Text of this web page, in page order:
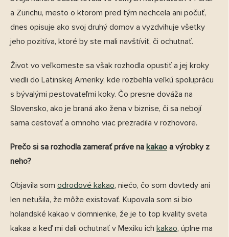
a Zürichu, mesto o ktorom pred tým nechcela ani počuť,
dnes opisuje ako svoj druhý domov a vyzdvihuje všetky
jeho pozitíva, ktoré by ste mali navštíviť, či ochutnať.
Život vo veľkomeste sa však rozhodla opustiť a jej kroky
viedli do Latinskej Ameriky, kde rozbehla veľkú spoluprácu
s bývalými pestovateľmi koky. Čo presne dováža na
Slovensko, ako je braná ako žena v biznise, či sa nebojí
sama cestovať a omnoho viac prezradila v rozhovore.
Prečo si sa rozhodla zamerať práve na kakao a výrobky z
neho?
Objavila som odrodové kakao, niečo, čo som dovtedy ani
len netušila, že môže existovať. Kupovala som si bio
holandské kakao v domnienke, že je to top kvality sveta
kakaa a keď mi dali ochutnať v Mexiku ich kakao, úplne ma